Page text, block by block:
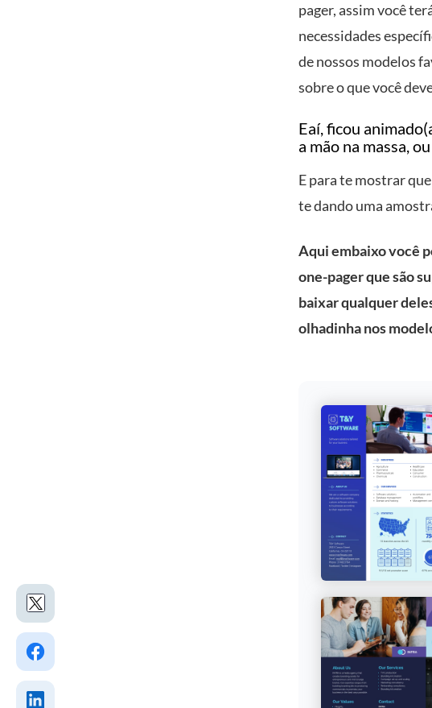
pager, assim você
necessidades
de nossos modelos
sobre o que você
Eaí, ficou
a mão na massa,
E para te mostrar
te dando uma
Aqui embaixo você
one-pager que são
baixar qualquer
olhadinha nos